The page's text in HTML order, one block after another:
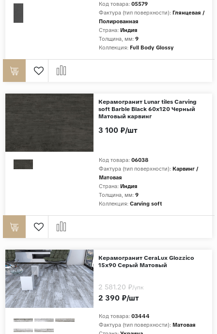
Код товара: 05579
Фактура (тип поверхности): Глянцевая /
Полированная
Страна: Индия
Толщина, мм: 9
Коллекция: Full Body Glossy
Керамогранит Lunar tiles Carving
soft Barble Black 60x120 Черный
Матовый карвинг
Код товара: 06038
Фактура (тип поверхности): Карвинг /
Матовая
Страна: Индия
Толщина, мм: 9
Коллекция: Carving soft
3 100 ₽/шт
Керамогранит CeraLux Glozzico
15x90 Серый Матовый
Код товара: 03444
Фактура (тип поверхности): Матовая
2 390 ₽/шт
2 581.20 ₽/упк